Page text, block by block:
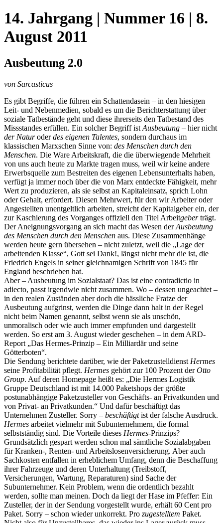
14. Jahrgang | Nummer 16 | 8.
August 2011
Ausbeutung 2.0
von Sarcasticus
Es gibt Begriffe, die führen ein Schattendasein – in den hiesigen
Leit- und Nebenmedien, sobald es um die Berichterstattung über
soziale Tatbestände geht und diese ihrerseits den Tatbestand des
Missstandes erfüllen. Ein solcher Begriff ist Ausbeutung – hier nicht
der Naturoderdes eigenen Talentes, sondern durchaus im
klassischen Marxschen Sinne von: des Menschen durch den
Menschen. Die Ware Arbeitskraft, die die überwiegende Mehrheit
von uns auch heute zu Markte tragen muss, weil wir keine andere
Erwerbsquelle zum Bestreiten des eigenen Lebensunterhalts haben,
verfügt ja immer noch über die von Marx entdeckte Fähigkeit, mehr
Wert zu produzieren, als sie selbst an Kapitaleinsatz, sprich Lohn
oder Gehalt, erfordert. Diesen Mehrwert, für den wir Arbeiter oder
Angestellten unentgeltlich arbeiten, streicht der Kapitalgeber ein, der
zur Kaschierung des Vorganges offiziell den Titel Arbeitgeberträgt.
Der Aneignungsvorgang an sich macht das Wesen derAusbeutung
des Menschen durch den Menschen aus. Diese Zusammenhänge
werden heute gern übersehen – nicht zuletzt, weil die „Lage der
arbeitenden Klasse“, Gott sei Dank!, längst nicht mehr die ist, die
Friedrich Engels in seiner gleichnamigen Schrift von 1845 für
England beschrieben hat.
Aber – Ausbeutung im Sozialstaat? Das ist eine contradictio in
adiecto, passt irgendwie nicht zusammen. Wo – dessen ungeachtet –
in den realen Zuständen aber doch die hässliche Fratze der
Ausbeutung aufgrinst, werden die Dinge dann halt in der Regel
nicht beim Namen genannt, selbst wenn sie als unschön,
unmoralisch oder wie auch immer empfunden und dargestellt
werden. So erst am 3. August wieder geschehen – in dem ARD-
Report „Das Hermes-Prinzip – Ein Milliardär und seine
Götterboten“.
Die Sendung berichtete darüber, wie der Paketzustelldienst Hermes
seine Profitabilität pflegt. Hermes gehört zur 100 Prozent derOtto
Group. Auf deren Homepage heißt es: „Die Hermes Logistik
Gruppe Deutschland ist mit 14.000 Paketshops der größte
postunabhängige Paketzusteller von Geschäfts- an Privatkunden und
von Privat- an Privatkunden.“ Und dafür beschäftigt das
Unternehmen Zusteller. Sorry – beschäftigtist der falsche Ausdruck.
Hermes arbeitet vielmehr mit Subunternehmern, die formal
selbstständig sind. Die Vorteile dieses Hermes-Prinzips?
Grundsätzlich gespart werden schon mal sämtliche Sozialabgaben
für Kranken-, Renten- und Arbeitslosenversicherung. Aber auch
Sachkosten entfallen in erheblichem Umfang, denn die Beschaffung
ihrer Fahrzeuge und deren Unterhaltung (Treibstoff,
Versicherungen, Wartung, Reparaturen) sind Sache der
Subunternehmer. Kein Problem, wenn die ordentlich bezahlt
werden, sollte man meinen. Doch da liegt der Hase im Pfeffer: Ein
Zusteller, der in der Sendung vorgestellt wurde, erhält 60 Cent pro
Paket. Sorry – schon wieder unkorrekt. Pro zugestelltem Paket.